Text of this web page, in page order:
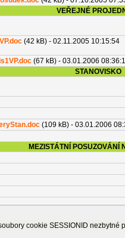
VEŘEJNÉ
(42 kB) - 02.11.2005 10:15:54
(67 kB) - 03.01.2006
STANOVISKO
(109 kB) - 03.01.2006
MEZISTÁTNÍ POSUZOVÁNÍ
OSTATNÍ
cookie SESSIONID